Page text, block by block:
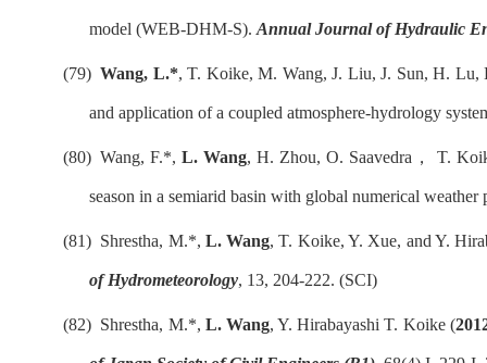
model (WEB-DHM-S).Annual Journal of Hydraulic
(79) Wang, L.*, T. Koike,M. Wang, J. Liu, J. Sun, H.
and application of a coupled atmosphere-hydrology
(80) Wang, F.*,L. Wang, H. Zhou, O. Saavedra ， T.
season in a semiarid basin with global numerical weather
(81) Shrestha, M.*, L. Wang, T. Koike, Y. Xue, and Y.
of Hydrometeorology, 13, 204-222. (SCI)
(82) Shrestha, M.*, L. Wang, Y. Hirabayashi T. Koike (